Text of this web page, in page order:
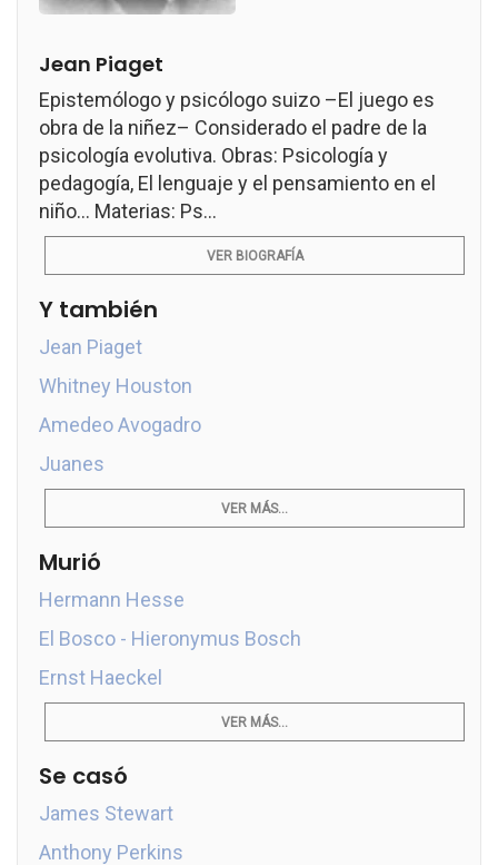
Jean Piaget
Epistemólogo y psicólogo suizo –El juego es
obra de la niñez– Considerado el padre de la
psicología evolutiva. Obras: Psicología y
pedagogía, El lenguaje y el pensamiento en el
niño... Materias: Ps...
VER BIOGRAFÍA
Y también
Jean Piaget
Whitney Houston
Amedeo Avogadro
Juanes
VER MÁS...
Murió
Hermann Hesse
El Bosco - Hieronymus Bosch
Ernst Haeckel
VER MÁS...
Se casó
James Stewart
Anthony Perkins